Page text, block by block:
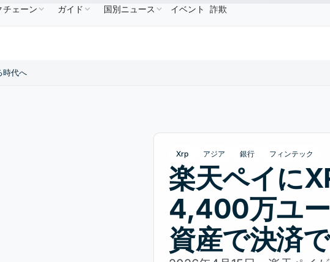
USDC USDC$0.9995 ↑0.00% XRP XRP$1.09 ↑2.30% Solana
チェーン ガイド 国別ニュース イベント 詐欺
時代へ
Xrp アジア 銀行 フィンテック
楽天ペイに
4,400万ユ
資産で決済